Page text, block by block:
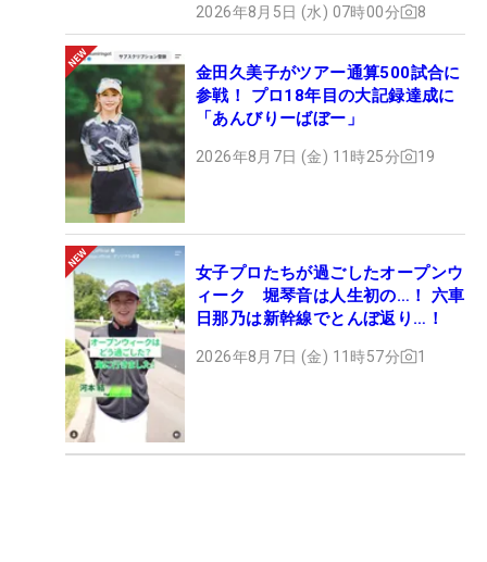
2026年8月5日 (水) 07時00分 8
金田久美子がツアー通算500試合に
参戦！ プロ18年目の大記録達成に
「あんびりーばぼー」
2026年8月7日 (金) 11時25分 19
女子プロたちが過ごしたオープンウ
ィーク 堀琴音は人生初の…！ 六車
日那乃は新幹線でとんぼ返り…！
2026年8月7日 (金) 11時57分 1